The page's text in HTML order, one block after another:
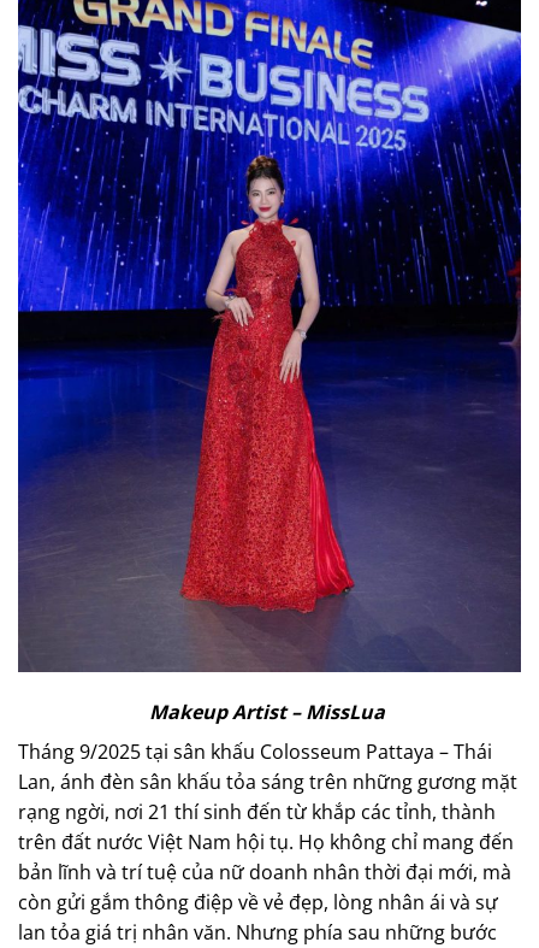
Makeup Artist – MissLua
Tháng 9/2025 tại sân khấu Colosseum Pattaya – Thái
Lan, ánh đèn sân khấu tỏa sáng trên những gương mặt
rạng ngời, nơi 21 thí sinh đến từ khắp các tỉnh, thành
trên đất nước Việt Nam hội tụ. Họ không chỉ mang đến
bản lĩnh và trí tuệ của nữ doanh nhân thời đại mới, mà
còn gửi gắm thông điệp về vẻ đẹp, lòng nhân ái và sự
lan tỏa giá trị nhân văn. Nhưng phía sau những bước